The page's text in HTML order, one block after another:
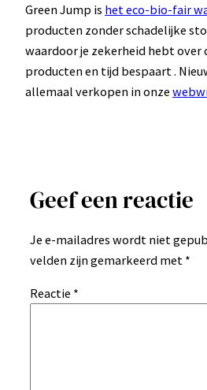
Green Jump is het eco-bio-fair
producten zonder schadelijke
waardoor je zekerheid hebt over
producten en tijd bespaart .
allemaal verkopen in onze
Geef een reactie
Je e-mailadres wordt niet
velden zijn gemarkeerd met *
Reactie *